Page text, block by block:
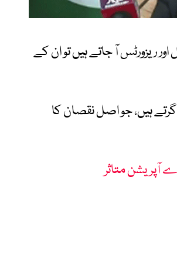
ریزورٹس آ جاتے ہیں تو ان کے
گرتے ہیں، جو اصل نقصان کا
آپریشن متاثر